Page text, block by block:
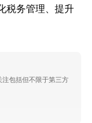
税务管理、提升
包括但不限于第三方